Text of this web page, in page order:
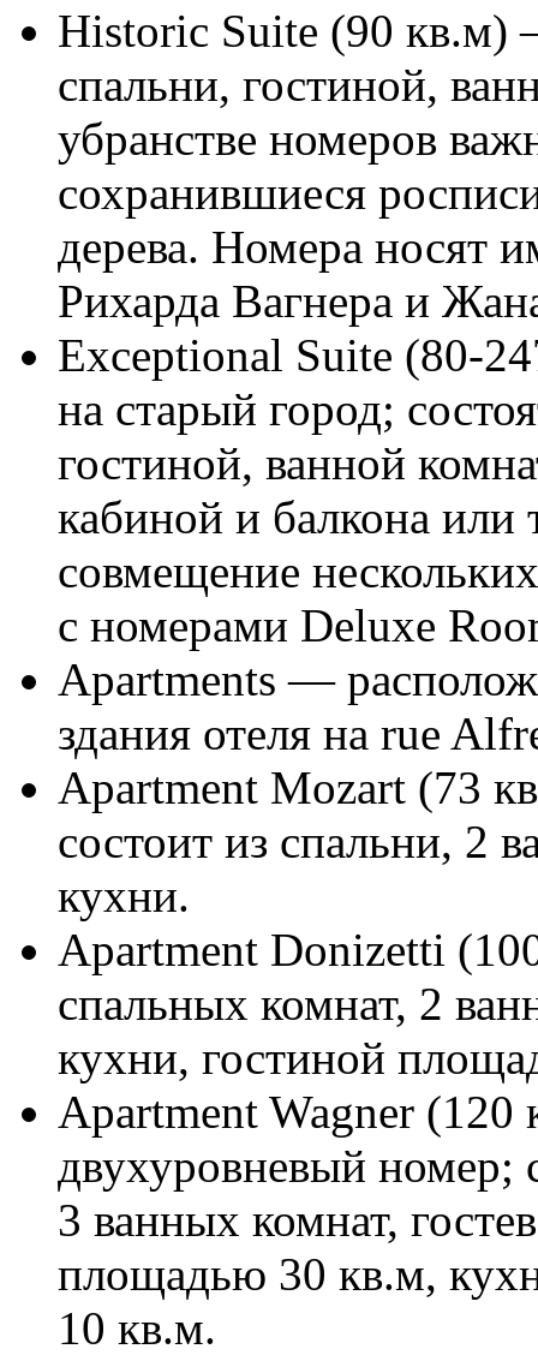
Historic Suite (90 кв.м)
спальни, гостиной,
убранстве номеров
сохранившиеся
дерева. Номера носят
Рихарда Вагнера и
Exceptional Suite (80-
на старый город;
гостиной, ванной
кабиной и балкона
совмещение
с номерами Deluxe
Apartments —
здания отеля на rue
Apartment Mozart (73
состоит из спальни, 2
кухни.
Apartment Donizetti
спальных комнат, 2
кухни, гостиной
Apartment Wagner
двухуровневый номер;
3 ванных комнат,
площадью 30 кв.м,
10 кв.м.